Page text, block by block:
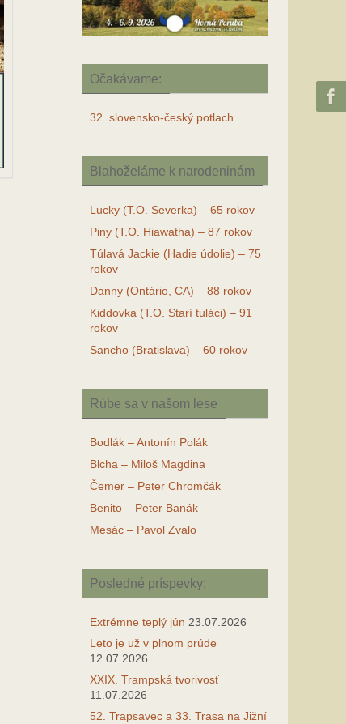
Očakávame:
32. slovensko-český potlach
Blahoželáme k narodeninám
Lucky (T.O. Severka) – 65 rokov
Piny (T.O. Hiawatha) – 87 rokov
Túlavá Jackie (Hadie údolie) – 75
rokov
Danny (Ontário, CA) – 88 rokov
Kiddovka (T.O. Starí tuláci) – 91
rokov
Sancho (Bratislava) – 60 rokov
Rúbe sa v našom lese
Bodlák – Antonín Polák
Blcha – Miloš Magdina
Čemer – Peter Chromčák
Benito – Peter Banák
Mesác – Pavol Zvalo
Posledné príspevky:
Extrémne teplý jún 23.07.2026
Leto je už v plnom prúde
12.07.2026
XXIX. Trampská tvorivosť
11.07.2026
52. Trapsavec a 33. Trasa na Jižní